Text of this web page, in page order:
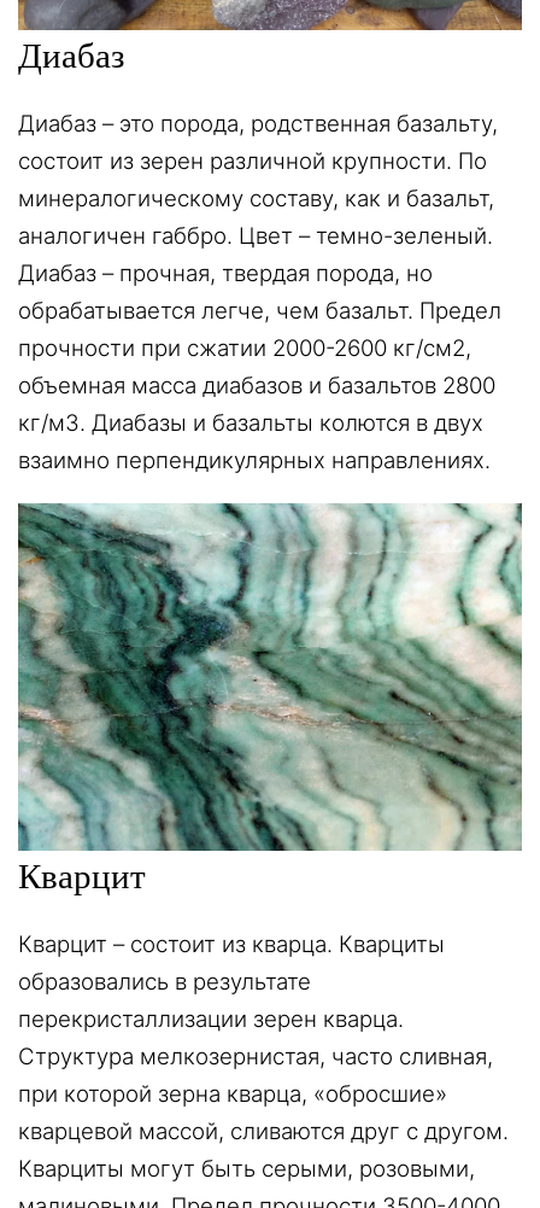
Диабаз
Диабаз – это порода, родственная базальту,
состоит из зерен различной крупности. По
минералогическому составу, как и базальт,
аналогичен габбро. Цвет – темно-зеленый.
Диабаз – прочная, твердая порода, но
обрабатывается легче, чем базальт. Предел
прочности при сжатии 2000-2600 кг/см2,
объемная масса диабазов и базальтов 2800
кг/м3. Диабазы и базальты колются в двух
взаимно перпендикулярных направлениях.
Кварцит
Кварцит – состоит из кварца. Кварциты
образовались в результате
перекристаллизации зерен кварца.
Структура мелкозернистая, часто сливная,
при которой зерна кварца, «обросшие»
кварцевой массой, сливаются друг с другом.
Кварциты могут быть серыми, розовыми,